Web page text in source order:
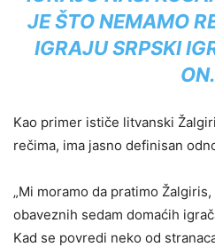
JE ŠTO NEMAMO
IGRAJU SRPSKI
ON.
Kao primer ističe litvanski
rečima, ima jasno definisan
„Mi moramo da pratimo
obaveznih sedam domaćih
Kad se povredi neko od